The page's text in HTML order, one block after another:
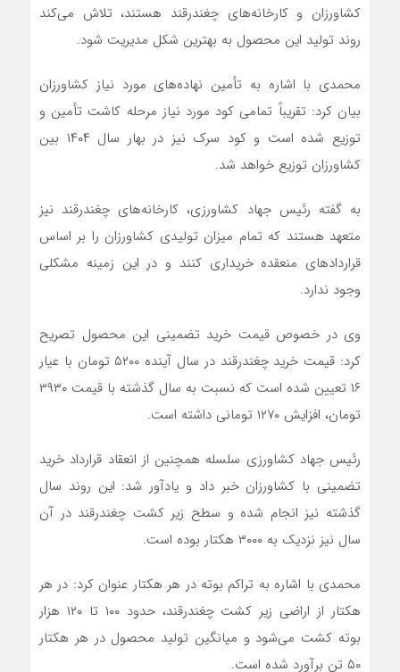
کشاورزان و کارخانه‌های چغندرقند هستند، تلاش می‌کند
روند تولید این محصول به بهترین شکل مدیریت شود.
محمدی با اشاره به تأمین نهاده‌های مورد نیاز کشاورزان
بیان کرد: تقریباً تمامی کود مورد نیاز مرحله کاشت تأمین و
توزیع شده است و کود سرک نیز در بهار سال ۱۴۰۴ بین
کشاورزان توزیع خواهد شد.
به گفته رئیس جهاد کشاورزی، کارخانه‌های چغندرقند نیز
متعهد هستند که تمام میزان تولیدی کشاورزان را بر اساس
قراردادهای منعقده خریداری کنند و در این زمینه مشکلی
وجود ندارد.
وی در خصوص قیمت خرید تضمینی این محصول تصریح
کرد: قیمت خرید چغندرقند در سال آینده ۵۲۰۰ تومان با عیار
۱۶ تعیین شده است که نسبت به سال گذشته با قیمت ۳۹۳۰
تومان، افزایش ۱۲۷۰ تومانی داشته است.
رئیس جهاد کشاورزی سلسله همچنین از انعقاد قرارداد خرید
تضمینی با کشاورزان خبر داد و یادآور شد: این روند سال
گذشته نیز انجام شده و سطح زیر کشت چغندرقند در آن
سال نیز نزدیک به ۳۰۰۰ هکتار بوده است.
محمدی با اشاره به تراکم بوته در هر هکتار عنوان کرد: در هر
هکتار از اراضی زیر کشت چغندرقند، حدود ۱۰۰ تا ۱۲۰ هزار
بوته کشت می‌شود و میانگین تولید محصول در هر هکتار
۵۰ تن برآورد شده است.